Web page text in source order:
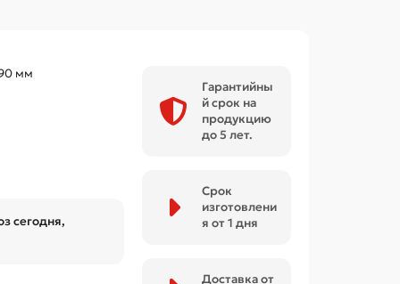
мм
сегодня,
Гарантийны
й срок на
продукцию
до 5 лет.
Срок
изготовлени
я от 1 дня
Доставка от